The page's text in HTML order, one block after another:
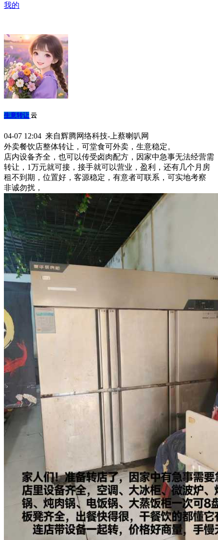
我的
生意转让 云
04-07 12:04 来自辉腾网络科技-上蔡喇叭网
外卖餐饮店整体转让，可堂食可外卖，生意稳定。
店内设备齐全，也可以传受卤肉配方，因家中急事无法经营需
转让，1万元就可接，接手就可以营业，盈利，还有几个月房
租不到期，位置好，客源稳定，有意者可联系，可实地考察
非诚勿扰，